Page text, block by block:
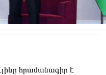
հրամանագիր է